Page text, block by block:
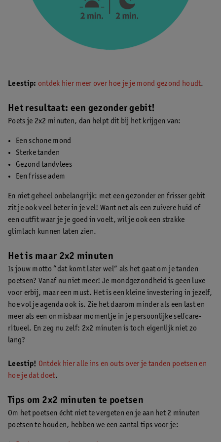
Leestip: ontdek hier meer over hoe je je mond gezond houdt.
Het resultaat: een gezonder gebit!
Poets je 2x2 minuten, dan helpt dit bij het krijgen van:
Een schone mond
Sterke tanden
Gezond tandvlees
Een frisse adem
En niet geheel onbelangrijk: met een gezonder en frisser gebit
zit je ook veel beter in je vel! Want net als een zuivere huid of
een outfit waar je je goed in voelt, wil je ook een strakke
glimlach kunnen laten zien.
Het is maar 2x2 minuten
Is jouw motto “dat komt later wel” als het gaat om je tanden
poetsen? Vanaf nu niet meer! Je mondgezondheid is geen luxe
voor erbij, maar een must. Het is een kleine investering in jezelf,
hoe vol je agenda ook is. Zie het daarom minder als een last en
meer als een onmisbaar momentje in je persoonlijke selfcare-
ritueel. En zeg nu zelf: 2x2 minuten is toch eigenlijk niet zo
lang?
Leestip! Ontdek hier alle ins en outs over je tanden poetsen en
hoe je dat doet.
Tips om 2x2 minuten te poetsen
Om het poetsen écht niet te vergeten en je aan het 2 minuten
poetsen te houden, hebben we een aantal tips voor je: